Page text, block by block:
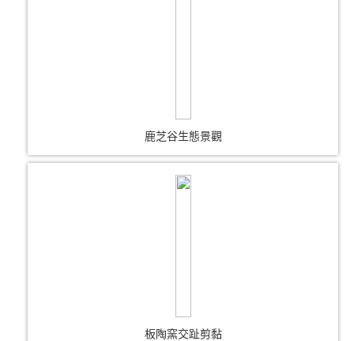
鹿芝谷生態景觀
板陶窯交趾剪黏